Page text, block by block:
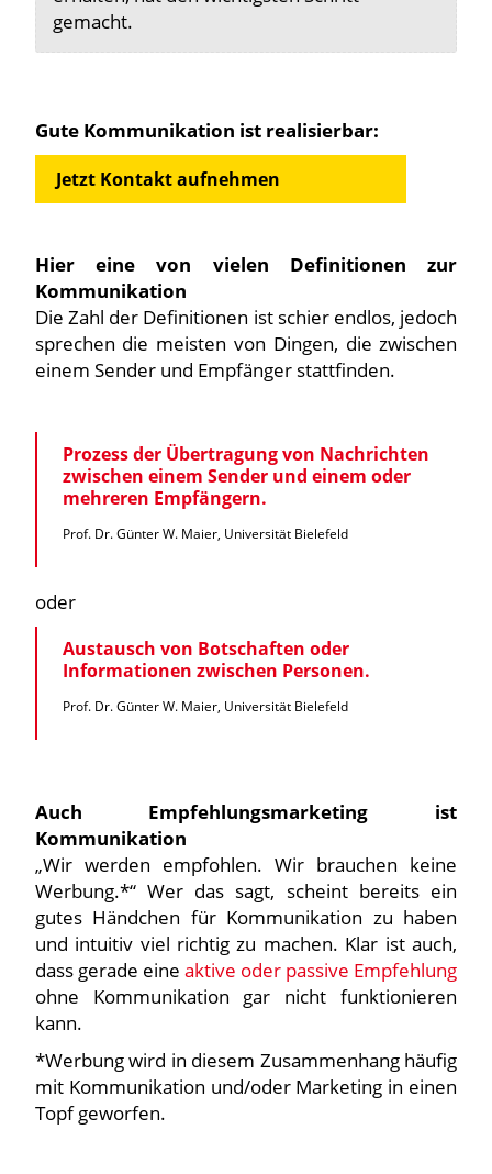
gemacht.
Gute Kommunikation ist realisierbar:
Jetzt Kontakt aufnehmen
Hier eine von vielen Definitionen zur
Kommunikation
Die Zahl der Definitionen ist schier endlos, jedoch
sprechen die meisten von Dingen, die zwischen
einem Sender und Empfänger stattfinden.
Prozess der Übertragung von Nachrichten
zwischen einem Sender und einem oder
mehreren Empfängern.
Prof. Dr. Günter W. Maier, Universität Bielefeld
oder
Austausch von Botschaften oder
Informationen zwischen Personen.
Prof. Dr. Günter W. Maier, Universität Bielefeld
Auch Empfehlungsmarketing ist
Kommunikation
„Wir werden empfohlen. Wir brauchen keine
Werbung.*“ Wer das sagt, scheint bereits ein
gutes Händchen für Kommunikation zu haben
und intuitiv viel richtig zu machen. Klar ist auch,
dass gerade eine aktive oder passive Empfehlung
ohne Kommunikation gar nicht funktionieren
kann.
*Werbung wird in diesem Zusammenhang häufig
mit Kommunikation und/oder Marketing in einen
Topf geworfen.